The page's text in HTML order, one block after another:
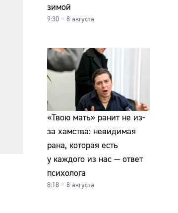
зимой
9:30 – 8 августа
«Твою мать» ранит не из-
за хамства: невидимая
рана, которая есть
у каждого из нас — ответ
психолога
8:18 – 8 августа